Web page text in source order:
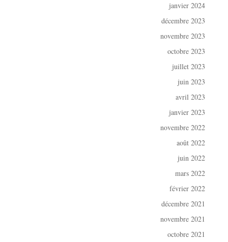
janvier 2024
décembre 2023
novembre 2023
octobre 2023
juillet 2023
juin 2023
avril 2023
janvier 2023
novembre 2022
août 2022
juin 2022
mars 2022
février 2022
décembre 2021
novembre 2021
octobre 2021